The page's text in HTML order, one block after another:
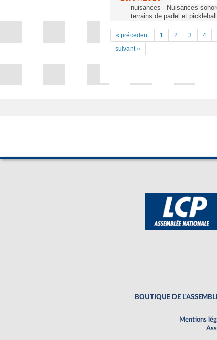
nuisances - Nuisances
terrains de padel et pickleball
« précedent 1 2 3 4
suivant »
BOUTIQUE DE
Mentions